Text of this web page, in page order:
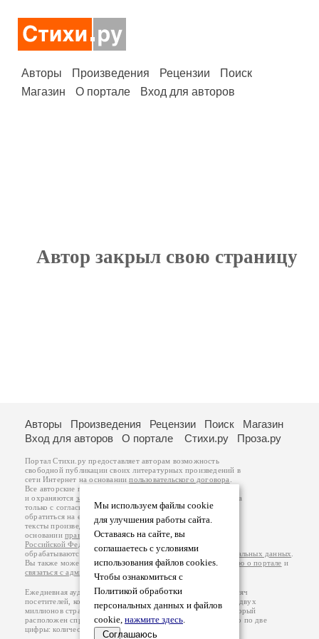
Авторы Произведения Рецензии
Поиск
Магазин
О портале Вход для авторов
Автор закрыл свою страницу
Мы используем файлы cookie
для улучшения работы сайта.
Оставаясь на сайте, вы
соглашаетесь с условиями
использования файлов cookies.
Чтобы ознакомиться с
Политикой обработки
персональных данных и файлов
cookie, нажмите здесь.
Соглашаюсь
Авторы Произведения Рецензии Поиск
Магазин
Вход для авторов
О портале Стихи.ру Проза.ру
Портал Стихи.ру предоставляет авторам возможность
свободной публикации своих литературных произведений в
сети Интернет на основаниипользовательского договора
Все авторские права на произведения принадлежат авторам
и охраняются законом
. Перепечатка произведений возможна
только с согласия его автора, к которому вы можете
обратиться на его авторской странице. Ответственность за
тексты произведений авторы несут самостоятельно на
основанииправил публикацииизаконодательства
Российской Федерации
обрабатываются на основанииПолитики обработки персональных данных
Вы также можете посмотреть более подробнуюинформацию о портале и
связаться с администрацией
Ежедневная аудитория портала Стихи.ру – порядка 200 тысяч
посетителей, которые в общей сумме просматривают более двух
миллионов страниц по данным счетчика посещаемости, который
расположен справа от этого текста. В каждой графе указано по две
цифры: количество просмотров и количество посетителей.